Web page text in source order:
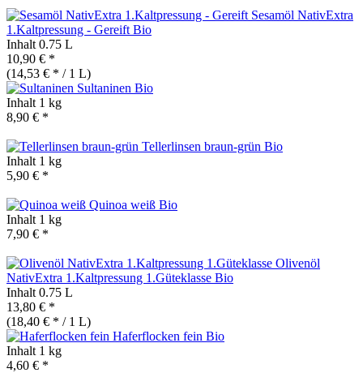
Sesamöl NativExtra
1.Kaltpressung - Gereift Bio
Inhalt 0.75 L
10,90 € *
(14,53 € * / 1 L)
Sultaninen Bio
Inhalt 1 kg
8,90 € *
Tellerlinsen braun-grün Bio
Inhalt 1 kg
5,90 € *
Quinoa weiß Bio
Inhalt 1 kg
7,90 € *
Olivenöl
NativExtra 1.Kaltpressung 1.Güteklasse Bio
Inhalt 0.75 L
13,80 € *
(18,40 € * / 1 L)
Haferflocken fein Bio
Inhalt 1 kg
4,60 € *